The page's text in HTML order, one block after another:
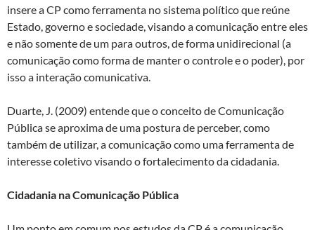
insere a CP como ferramenta no sistema político que reúne
Estado, governo e sociedade, visando a comunicação entre eles
e não somente de um para outros, de forma unidirecional (a
comunicação como forma de manter o controle e o poder), por
isso a interação comunicativa.
Duarte, J. (2009) entende que o conceito de Comunicação
Pública se aproxima de uma postura de perceber, como
também de utilizar, a comunicação como uma ferramenta de
interesse coletivo visando o fortalecimento da cidadania.
Cidadania na Comunicação Pública